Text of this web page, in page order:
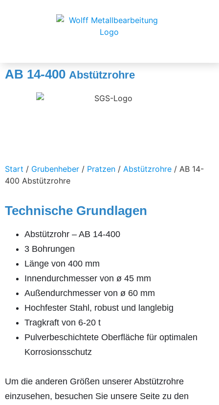
AB 14-400 Abstützrohre
Start / Grubenheber / Pratzen / Abstützrohre / AB 14-
400 Abstützrohre
Technische Grundlagen
Abstützrohr – AB 14-400
3 Bohrungen
Länge von 400 mm
Innendurchmesser von ø 45 mm
Außendurchmesser von ø 60 mm
Hochfester Stahl, robust und langlebig
Tragkraft von 6-20 t
Pulverbeschichtete Oberfläche für optimalen
Korrosionsschutz
Um die anderen Größen unserer Abstützrohre
einzusehen, besuchen Sie unsere Seite zu den